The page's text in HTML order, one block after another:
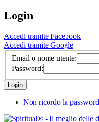
Login
Accedi tramite Facebook
Accedi tramite Google
Email o nome utente:
Password:
Non ricordo la password